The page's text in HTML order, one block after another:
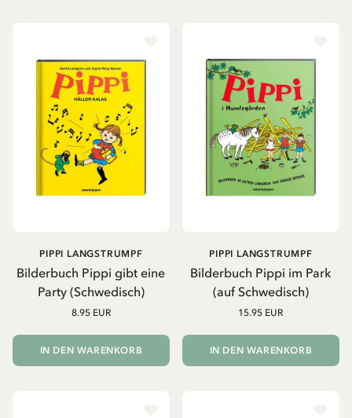
Bilderbuch Pippi gibt eine
Party (Schwedisch)
PIPPI LANGSTRUMPF
8.95 EUR
IN DEN WARENKORB
Bilderbuch Pippi im Park
(auf Schwedisch)
PIPPI LANGSTRUMPF
15.95 EUR
IN DEN WARENKORB